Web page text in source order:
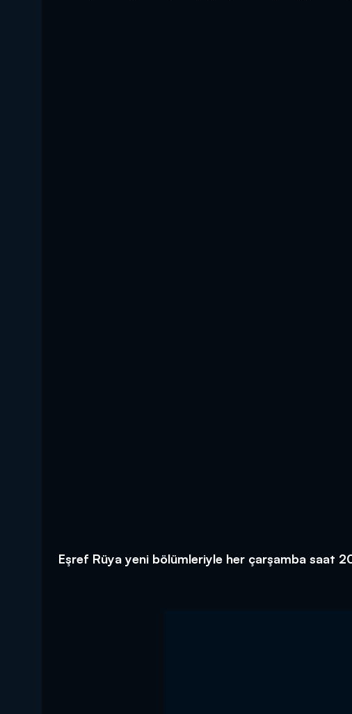
Eşref Rüya yeni bölümleriyle her çarşamba saat